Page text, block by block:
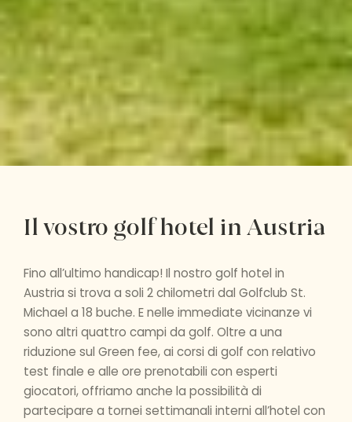
Il vostro golf hotel in Austria
Fino all’ultimo handicap! Il nostro golf hotel in
Austria si trova a soli 2 chilometri dal Golfclub St.
Michael a 18 buche. E nelle immediate vicinanze vi
sono altri quattro campi da golf. Oltre a una
riduzione sul Green fee, ai corsi di golf con relativo
test finale e alle ore prenotabili con esperti
giocatori, offriamo anche la possibilità di
partecipare a tornei settimanali interni all’hotel con